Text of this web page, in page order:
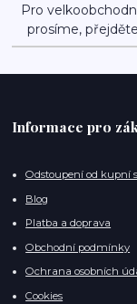
Pro
prosíme,
Informace pro
Odstoupení od kupní
Blog
Platba a doprava
Obchodní podmínky
Ochrana osobních
Cookies